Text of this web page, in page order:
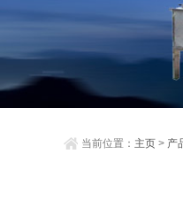
当前位置： 主页 > 产